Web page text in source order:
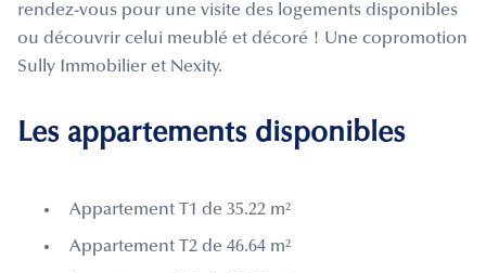
rendez-vous pour une visite des logements disponibles
ou découvrir celui meublé et décoré ! Une copromotion
Sully Immobilier et Nexity.
Les appartements disponibles
Appartement T1 de 35.22 m²
Appartement T2 de 46.64 m²